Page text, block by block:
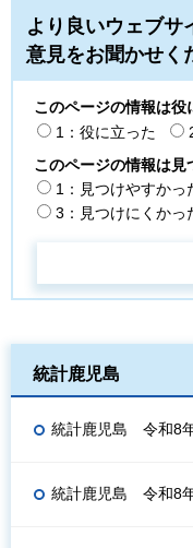
より良いウェブサ
意見をお聞かせく
このページの情報は役
1：役に立った
このページの情報は見
1：見つけやすかっ
3：見つけにくかっ
統計鹿児島
統計鹿児島 令和8
統計鹿児島 令和8